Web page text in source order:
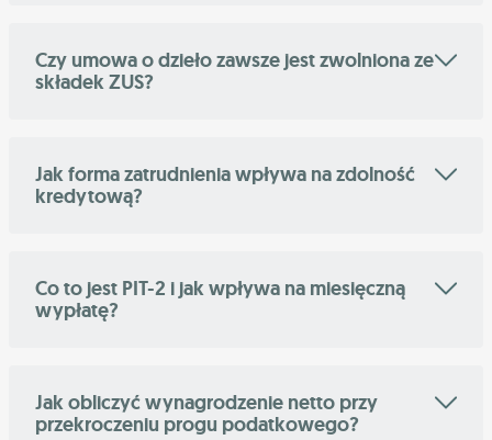
Czy umowa o dzieło zawsze jest zwolniona ze
składek ZUS?
Jak forma zatrudnienia wpływa na zdolność
kredytową?
Co to jest PIT-2 i jak wpływa na miesięczną
wypłatę?
Jak obliczyć wynagrodzenie netto przy
przekroczeniu progu podatkowego?